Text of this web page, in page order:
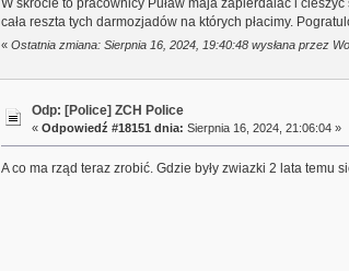
W skrócie to pracownicy Puław maja zapierdalać i
cała reszta tych darmozjadów na których płacimy.
« Ostatnia zmiana: Sierpnia 16, 2024, 19:40:48 wysłana przez
Odp: [Police] ZCH Police
«Odpowiedź #18151 dnia: Sierpnia 16, 2024, 21:06:04 »
A co ma rząd teraz zrobić. Gdzie były zwiazki 2 lata temu